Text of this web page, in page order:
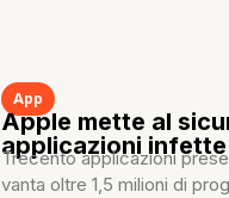
App
Apple mette al
applicazioni infette
Trecento applicazioni
vanta oltre 1,5 milioni di